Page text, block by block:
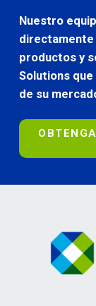
Nuestro
productos y
Solutions
de su